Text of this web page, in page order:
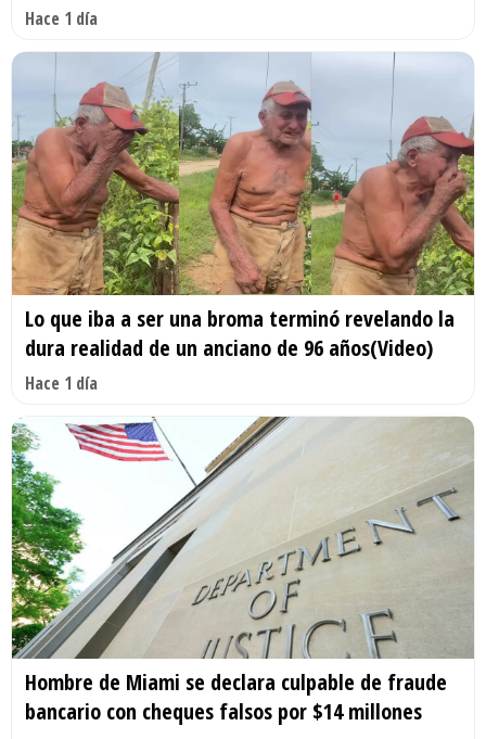
Hace 1 día
Lo que iba a ser una broma terminó revelando la
dura realidad de un anciano de 96 años(Video)
Hace 1 día
Hombre de Miami se declara culpable de fraude
bancario con cheques falsos por $14 millones